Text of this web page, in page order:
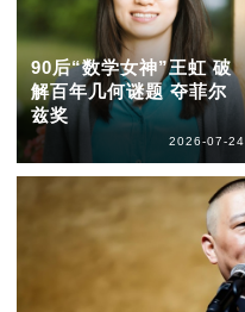
90后“数学女神”王虹 破
解百年几何谜题 夺菲尔
兹奖
2026-07-24